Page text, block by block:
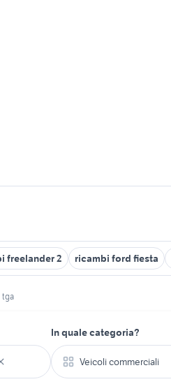
freelander 2 ricambi ford fiesta
tga
In quale categoria?
Veicoli commerciali